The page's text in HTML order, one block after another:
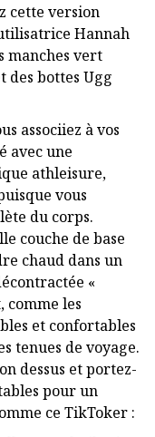
cette version
Hannah
manches vert
des bottes Ugg
associiez à vos
avec une
athleisure,
vous
du corps.
couche de base
chaud dans un
«
comme les
et confortables
tenues de voyage.
dessus et portez-
pour un
ce TikToker :